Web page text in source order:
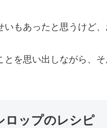
いもあったと思うけど
とを思い出しながら、
ロップのレシピ